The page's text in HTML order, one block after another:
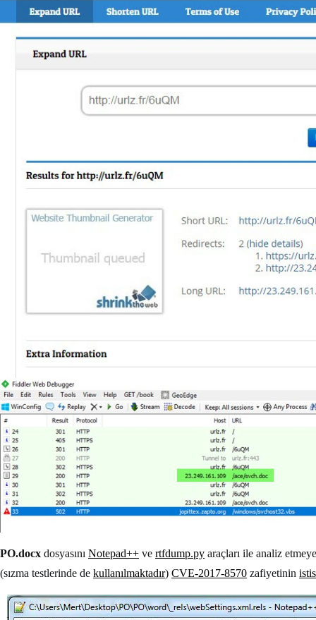
PO.docx dosyasını Notepad++ ve rtfdump.py araçları ile analiz
(sızma testlerinde de kullanılmaktadır) CVE-2017-8570 zafiyetinin